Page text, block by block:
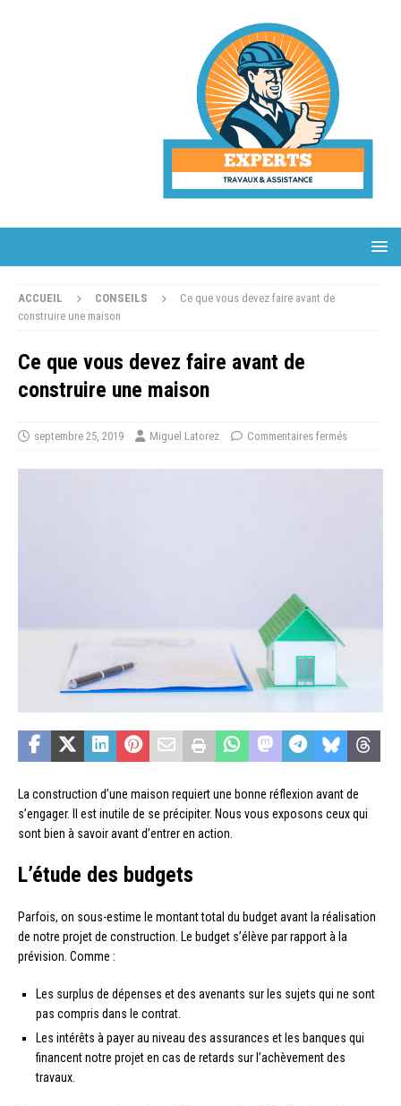
ACCUEIL CONSEILS
Ce que vous devez faire avant de
construire une maison
Ce que vous devez faire avant de
construire une maison
septembre 25, 2019 Miguel Latorez Commentaires fermés
La construction d’une maison requiert une bonne réflexion avant de
s’engager. Il est inutile de se précipiter. Nous vous exposons ceux qui
sont bien à savoir avant d’entrer en action.
L’étude des budgets
Parfois, on sous-estime le montant total du budget avant la réalisation
de notre projet de construction. Le budget s’élève par rapport à la
prévision. Comme :
Les surplus de dépenses et des avenants sur les sujets qui ne sont
pas compris dans le contrat.
Les intérêts à payer au niveau des assurances et les banques qui
financent notre projet en cas de retards sur l’achèvement des
travaux.